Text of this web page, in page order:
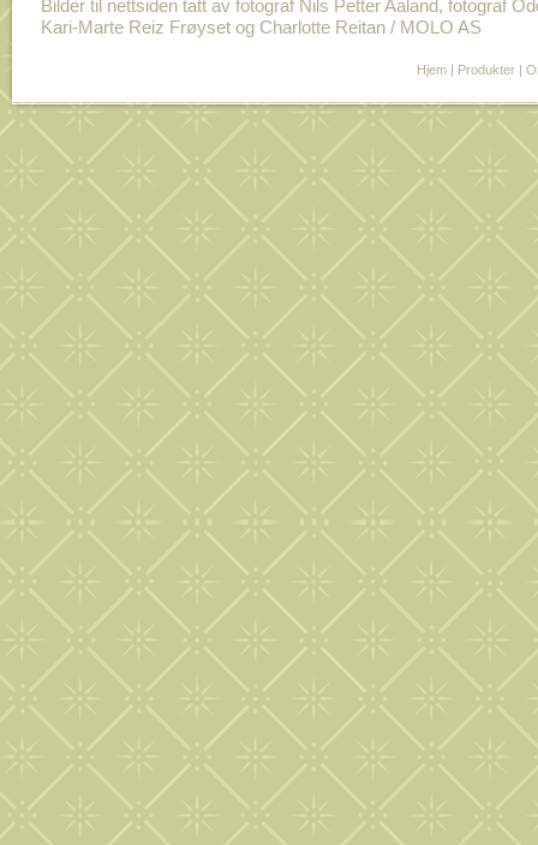
Bilder til nettsiden tatt av fotograf Nils Petter Aaland, fotograf
Kari-Marte Reiz Frøyset og Charlotte Reitan / MOLO AS
Hjem | Produkter |